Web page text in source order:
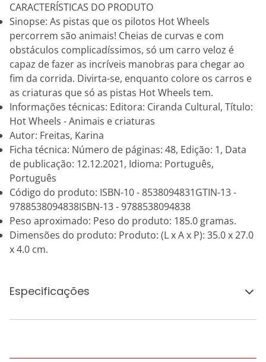
CARACTERÍSTICAS DO PRODUTO
Sinopse: As pistas que os pilotos Hot Wheels
percorrem são animais! Cheias de curvas e com
obstáculos complicadíssimos, só um carro veloz é
capaz de fazer as incríveis manobras para chegar ao
fim da corrida. Divirta-se, enquanto colore os carros e
as criaturas que só as pistas Hot Wheels tem.
Informações técnicas: Editora: Ciranda Cultural, Título:
Hot Wheels - Animais e criaturas
Autor: Freitas, Karina
Ficha técnica: Número de páginas: 48, Edição: 1, Data
de publicação: 12.12.2021, Idioma: Português,
Português
Código do produto: ISBN-10 - 8538094831GTIN-13 -
9788538094838ISBN-13 - 9788538094838
Peso aproximado: Peso do produto: 185.0 gramas.
Dimensões do produto: Produto: (L x A x P): 35.0 x 27.0
x 4.0 cm.
Especificações